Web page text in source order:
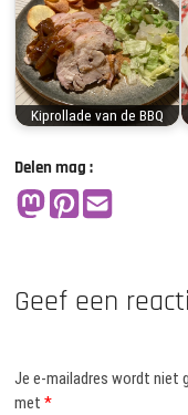
Kiprollade van de BBQ
Delen mag :
Geef een
Je e-mailadres wordt niet
met*